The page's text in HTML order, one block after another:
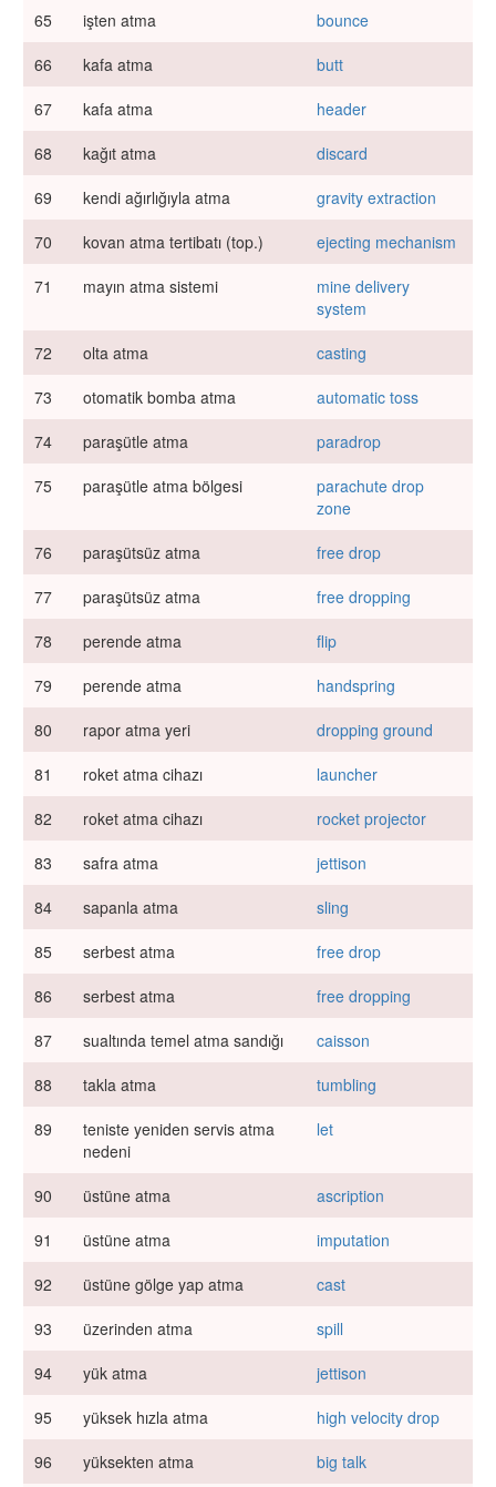
65
işten atma
bounce
66
kafa atma
butt
67
kafa atma
header
68
kağıt atma
discard
69
kendi ağırlığıyla atma
gravity extraction
70
kovan atma tertibatı (top.)
ejecting mechanism
71
mayın atma sistemi
mine delivery
system
72
olta atma
casting
73
otomatik bomba atma
automatic toss
74
paraşütle atma
paradrop
75
paraşütle atma bölgesi
parachute drop
zone
76
paraşütsüz atma
free drop
77
paraşütsüz atma
free dropping
78
perende atma
flip
79
perende atma
handspring
80
rapor atma yeri
dropping ground
81
roket atma cihazı
launcher
82
roket atma cihazı
rocket projector
83
safra atma
jettison
84
sapanla atma
sling
85
serbest atma
free drop
86
serbest atma
free dropping
87
sualtında temel atma sandığı
caisson
88
takla atma
tumbling
89
teniste yeniden servis atma
nedeni
let
90 üstüne atma
ascription
91
üstüne atma
imputation
92
üstüne gölge yap atma
cast
93
üzerinden atma
spill
94
yük atma
jettison
95
yüksek hızla atma
high velocity drop
96
yüksekten atma big talk